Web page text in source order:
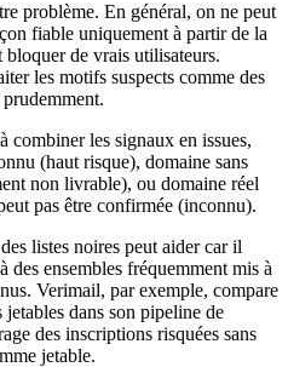
problème. En général, on ne peut
fiable uniquement à partir de la
de vrais utilisateurs.
les motifs suspects comme des
combiner les signaux en issues,
(haut risque), domaine sans
non livrable), ou domaine réel
pas être confirmée (inconnu).
listes noires peut aider car il
des ensembles fréquemment mis à
Verimail, par exemple, compare
dans son pipeline de
des inscriptions risquées sans
jetable.